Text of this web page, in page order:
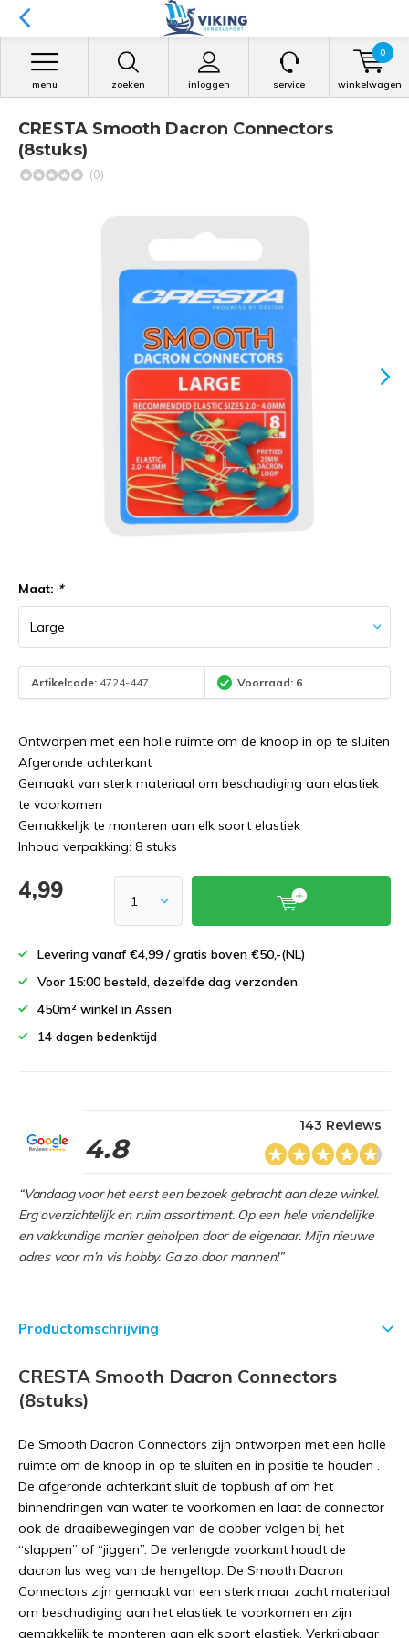
zoeken inloggen
menu service winkelwagen
0
CRESTA Smooth Dacron Connectors
(8stuks)
(0)
Maat: *
Artikelcode: 4724-447 Voorraad: 6
Ontworpen met een holle ruimte om de knoop in op te sluiten
Afgeronde achterkant
Gemaakt van sterk materiaal om beschadiging aan elastiek
te voorkomen
Gemakkelijk te monteren aan elk soort elastiek
Inhoud verpakking: 8 stuks
4,99
Levering vanaf €4,99 / gratis boven €50,-(NL)
Voor 15:00 besteld, dezelfde dag verzonden
450m² winkel in Assen
14 dagen bedenktijd
4.8
143 Reviews
“Vandaag voor het eerst een bezoek gebracht aan deze winkel.
Erg overzichtelijk en ruim assortiment. Op een hele vriendelijke
en vakkundige manier geholpen door de eigenaar. Mijn nieuwe
adres voor m’n vis hobby. Ga zo door mannen!”
Productomschrijving
CRESTA Smooth Dacron Connectors
(8stuks)
De Smooth Dacron Connectors zijn ontworpen met een holle
ruimte om de knoop in op te sluiten en in positie te houden .
De afgeronde achterkant sluit de topbush af om het
binnendringen van water te voorkomen en laat de connector
ook de draaibewegingen van de dobber volgen bij het
“slappen” of “jiggen”. De verlengde voorkant houdt de
dacron lus weg van de hengeltop. De Smooth Dacron
Connectors zijn gemaakt van een sterk maar zacht materiaal
om beschadiging aan het elastiek te voorkomen en zijn
gemakkelijk te monteren aan elk soort elastiek. Verkrijgbaar